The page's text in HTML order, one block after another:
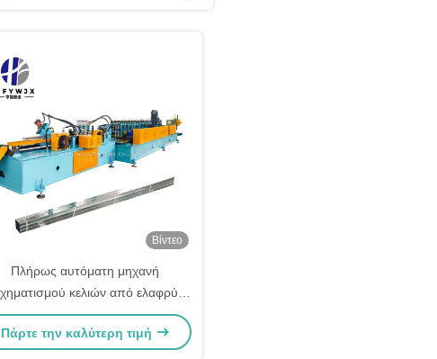
Βίντεο
Πλήρως αυτόματη μηχανή
κελιών από ελαφρύ
60m/min 50-75-100 μοντέλο
Πάρτε την καλύτερη τιμή